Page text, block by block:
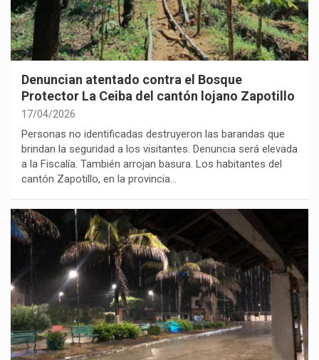
Denuncian atentado contra el Bosque
Protector La Ceiba del cantón lojano Zapotillo
17/04/2026
Personas no identificadas destruyeron las barandas que
brindan la seguridad a los visitantes. Denuncia será elevada
a la Fiscalía. También arrojan basura. Los habitantes del
cantón Zapotillo, en la provincia…